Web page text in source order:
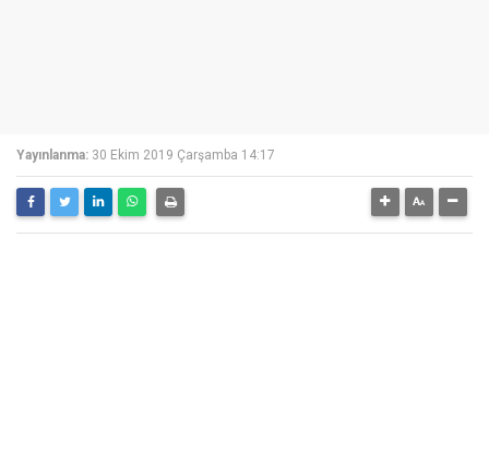
Yayınlanma: 30 Ekim 2019 Çarşamba 14:17